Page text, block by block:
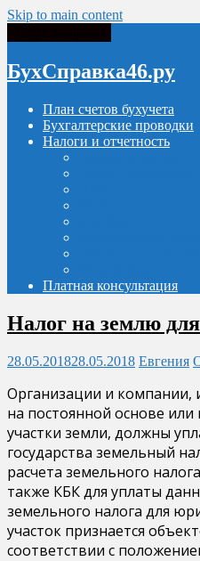
Skip to main content
БухСправка46.ру
План счетов бухучета
Бухгалтерские проводки
Налоги и отчетность
Платная консультация
Налог на землю
28.05.201828.05.2018 Евгения
Организации и компании,
на постоянной основе
участки земли, должны
государства земельный
расчета земельного
также КБК для уплаты
земельного налога для
участок признается
соответствии с